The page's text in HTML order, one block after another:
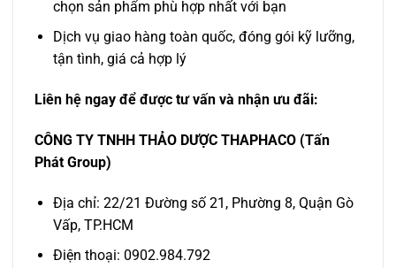
chọn sản phẩm phù hợp nhất với bạn
Dịch vụ giao hàng toàn quốc, đóng gói kỹ lưỡng,
tận tình, giá cả hợp lý
Liên hệ ngay để được tư vấn và nhận ưu đãi:
CÔNG TY TNHH THẢO DƯỢC THAPHACO (Tấn
Phát Group)
Địa chỉ: 22/21 Đường số 21, Phường 8, Quận Gò
Vấp, TP.HCM
Điện thoại: 0902.984.792